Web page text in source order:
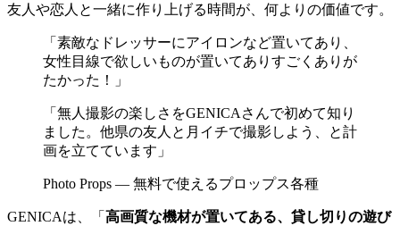
友人や恋人と一緒に作り上げる時間が、何よりの価値です。
「素敵なドレッサーにアイロンなど置いてあり、
女性目線で欲しいものが置いてありすごくありが
たかった！」
「無人撮影の楽しさをGENICAさんで初めて知り
ました。他県の友人と月イチで撮影しよう、と計
画を立てています」
Photo Props — 無料で使えるプロップス各種
GENICAは、「 高画質な機材が置いてある、貸し切りの遊び